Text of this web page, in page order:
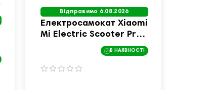
Відправимо 6.08.2026
Електросамокат Xiaomi
Mi Electric Scooter Pro
В НАЯВНОСТІ